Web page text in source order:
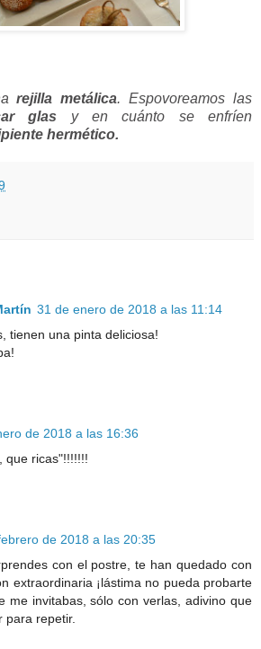
rejilla metálica. Espovoreamos las
glas y en cuánto se enfríen
hermético.
31 de enero de 2018 a las 11:14
tienen una pinta deliciosa!
de 2018 a las 16:36
que ricas"!!!!!!!
de 2018 a las 20:35
con el postre, te han quedado con
extraordinaria ¡lástima no pueda probarte
me invitabas, sólo con verlas, adivino que
para repetir.